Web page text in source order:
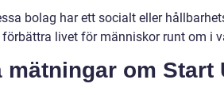
bolag har ett socialt eller
livet för människor runt om i
om Start